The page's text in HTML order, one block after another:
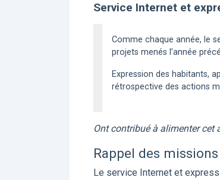
Service Internet et
Comme chaque année, le
projets menés l’année
Expression des habitants,
rétrospective des actions
Ont contribué à alimenter cet
Rappel des
Le service Internet et